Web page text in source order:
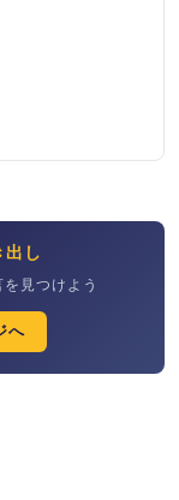
出し
見つけよう
へ